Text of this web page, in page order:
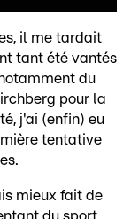
il me tardait
tant été vantés
du
pour la
j'ai (enfin) eu
tentative
mieux fait de
du sport.